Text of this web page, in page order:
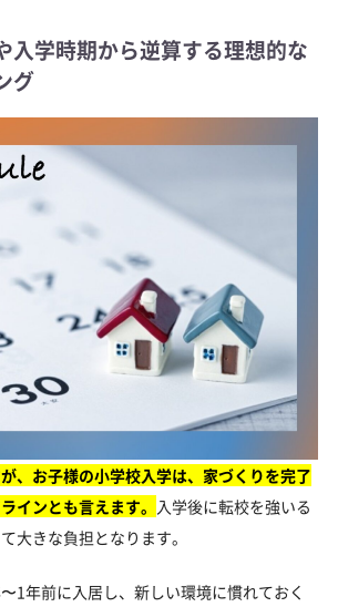
もスケジュールを停滞させないための効率的
術
先順位をつけ理想の条件を整理するフォーマ
スメーカー担当者を見極めるための専門家直
ト
けない一戸建てを回避し長期的な満足
方法
買ってはいけない一戸建てに共通する注意点
る後悔ランキングから学ぶ失敗しないための
性とコストパフォーマンスを両立させる性能選
フターサービスで後悔しないためのハウスメー
ト
関連したよくある質問
入学時期から逆算する理想的な
グ
、お子様の小学校入学は、家づくりを完了
インとも言えます。 入学後に転校を強いる
大きな負担となります。
1年前に入居し、新しい環境に慣れておく